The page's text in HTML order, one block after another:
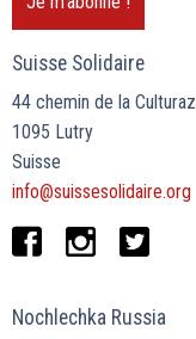
Suisse Solidaire
44 chemin de la Culturaz
1095 Lutry
Suisse
info@suissesolidaire.org
Nochlechka Russia